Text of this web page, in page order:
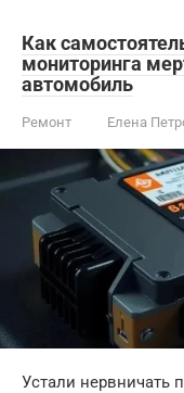
Как
мониторинга
автомобиль
Ремонт Елена
Устали нервничать